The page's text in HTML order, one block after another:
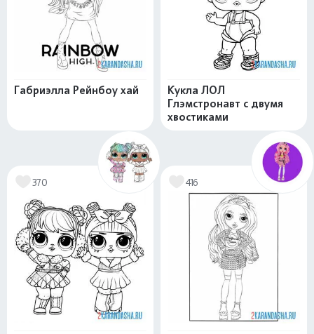
Габриэлла Рейнбоу хай
Кукла ЛОЛ
Глэмстронавт с двумя
хвостиками
370 416